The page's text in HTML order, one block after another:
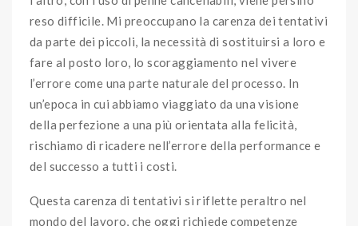
reso difficile. Mi preoccupano la carenza dei tentativi
da parte dei piccoli, la necessità di sostituirsi a loro e
fare al posto loro, lo scoraggiamento nel vivere
l’errore come una parte naturale del processo. In
un’epoca in cui abbiamo viaggiato da una visione
della perfezione a una più orientata alla felicità,
rischiamo di ricadere nell’errore della performance e
del successo a tutti i costi.
Questa carenza di tentativi si riflette peraltro nel
mondo del lavoro, che oggi richiede competenze